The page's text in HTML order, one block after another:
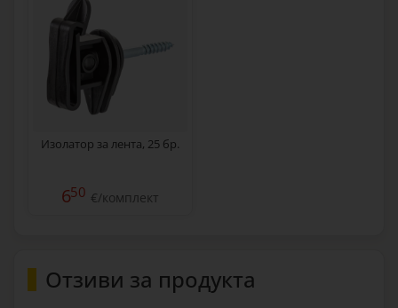
Изолатор за лента, 25 бр.
650 €/комплект
Отзиви за продукта